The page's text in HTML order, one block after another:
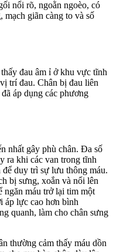
nổi rõ, ngoằn ngoèo, có
mạch giãn càng to và số
đau âm ỉ ở khu vực tĩnh
trí đau. Chân bị đau liên
áp dụng các phương
nhất gây phù chân. Đa số
ra khi các van trong tĩnh
để duy trì sự lưu thông máu.
bị sưng, xoắn và nổi lên
ngăn máu trở lại tim một
áp lực cao hơn bình
quanh, làm cho chân sưng
thường cảm thấy máu dồn